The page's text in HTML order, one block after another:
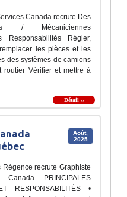
Canada recrute Des
/ Mécaniciennes
Responsabilités Régler,
les pièces et les
des systèmes de camions
routier Vérifier et mettre à
Détail ››
Août,
2025
Régence recrute Graphiste
PRINCIPALES
RESPONSABILITÉS •